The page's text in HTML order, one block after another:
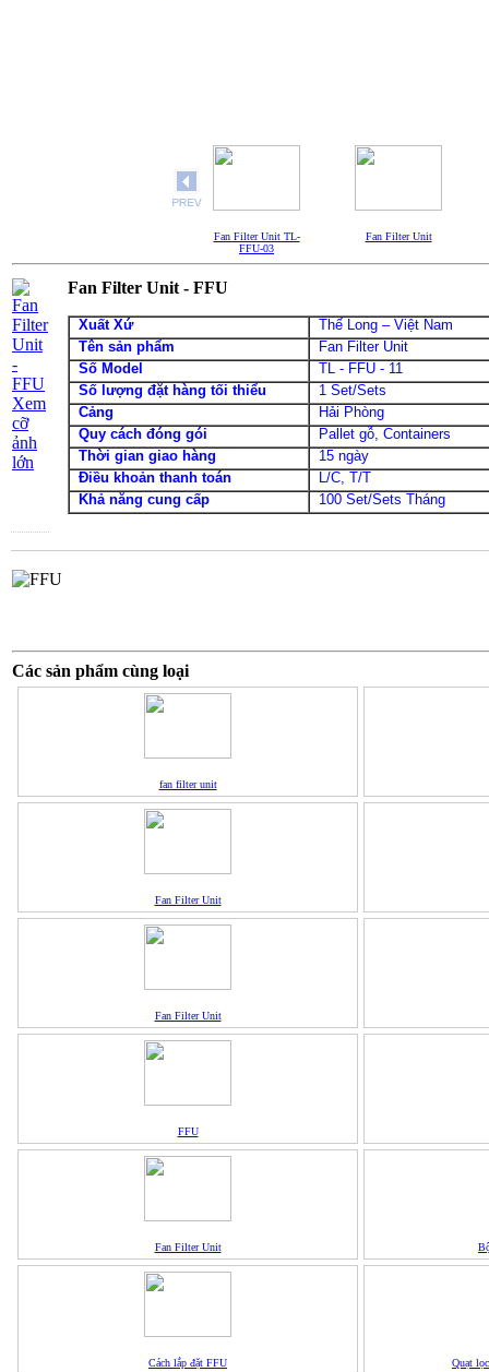
Fan Filter Unit TL-
FFU-03
Fan Filter Unit
Xem
cỡ
ảnh
lớn
Fan Filter Unit - FFU
Xuất Xứ
Thế Long – Việt Nam
Tên sản phẩm
Fan Filter Unit
Số Model
TL - FFU - 11
Số lượng đặt hàng tối thiểu
1 Set/Sets
Cảng
Hải Phòng
Quy cách đóng gói
Pallet gỗ, Containers
Thời gian giao hàng
15 ngày
Điều khoản thanh toán
L/C, T/T
Khả năng cung cấp
100 Set/Sets Tháng
Các sản phẩm cùng loại
fan filter unit
Fan Filter Unit
Fan Filter Unit
FFU
Fan Filter Unit
Cách lắp đặt FFU Quạt